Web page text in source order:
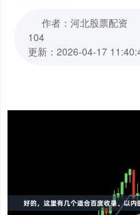
作者：河北股票配资
104
更新：2026-04-17